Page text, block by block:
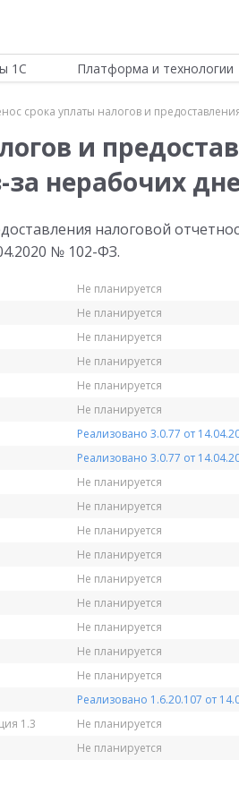
1С Платформа и технологии
срока уплаты налогов и
и
за нерабочих
налоговой
№ 102-ФЗ.
Не планируется
Не планируется
Не планируется
Не планируется
Не планируется
Не планируется
Реализовано 3.0.77 от
Реализовано 3.0.77 от
Не планируется
Не планируется
Не планируется
Не планируется
Не планируется
Не планируется
Не планируется
Не планируется
Не планируется
Реализовано 1.6.20.107 от
1.3
Не планируется
Не планируется